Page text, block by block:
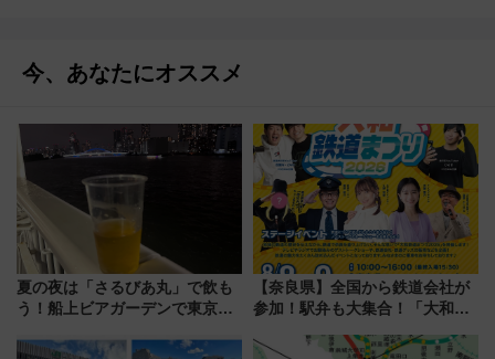
今、あなたにオススメ
夏の夜は「さるびあ丸」で飲も
う！船上ビアガーデンで東京湾
杯……工場直送生ビールや島グ
【奈良県】全国から鉄道会社が
参加！駅弁も大集合！「大和鉄
に開催決定